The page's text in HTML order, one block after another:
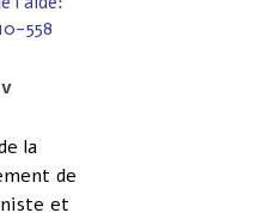
558
la
de
et